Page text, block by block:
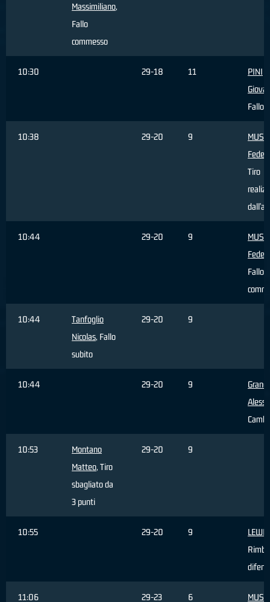
Massimiliano,
Fallo
commesso
10:30 29-18 11
PINI
Fallo
10:38 29-20 9
Tiro
10:44 29-20 9
Fallo
10:44
Tanfoglio
Nicolas, Fallo
subito
29-20 9
10:44 29-20 9
10:53
Montano
Matteo, Tiro
sbagliato da
3 punti
29-20 9
10:55 29-20 9
11:06 29-23 6